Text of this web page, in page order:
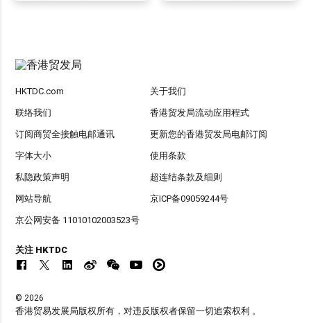
HKTDC.com 关于我们
联络我们 香港贸发局流动应用程式
订阅商贸全接触电邮通讯 更新您的香港贸发局电邮订阅
字体大小 使用条款
私隐政策声明 超连结条款及细则
网站导航 京ICP备09059244号
京公网安备 11010102003523号
关注 HKTDC
© 2026
香港贸易发展局版权所有，对违反版权者保留一切追索权利 。